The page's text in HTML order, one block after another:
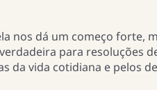
nos dá um começo forte,
para resoluções
da vida cotidiana e pelos